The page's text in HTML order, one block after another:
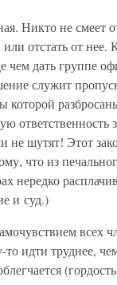
Никто не смеет
отстать от нее.
чем дать группе
служит
которой
ответственность
не шутят! Этот
что из
нередко
и суд.)
всех
то идти труднее,